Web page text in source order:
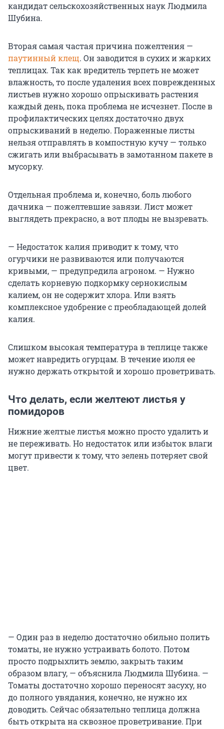
кандидат сельскохозяйственных наук Людмила
Шубина.
Вторая самая частая причина пожелтения —
паутинный клещ. Он заводится в сухих и жарких
теплицах. Так как вредитель терпеть не может
влажность, то после удаления всех поврежденных
листьев нужно хорошо опрыскивать растения
каждый день, пока проблема не исчезнет. После в
профилактических целях достаточно двух
опрыскиваний в неделю. Пораженные листы
нельзя отправлять в компостную кучу — только
сжигать или выбрасывать в замотанном пакете в
мусорку.
Отдельная проблема и, конечно, боль любого
дачника — пожелтевшие завязи. Лист может
выглядеть прекрасно, а вот плоды не вызревать.
— Недостаток калия приводит к тому, что
огурчики не развиваются или получаются
кривыми, — предупредила агроном. — Нужно
сделать корневую подкормку сернокислым
калием, он не содержит хлора. Или взять
комплексное удобрение с преобладающей долей
калия.
Слишком высокая температура в теплице также
может навредить огурцам. В течение июля ее
нужно держать открытой и хорошо проветривать.
Что делать, если желтеют листья у
помидоров
Нижние желтые листья можно просто удалить и
не переживать. Но недостаток или избыток влаги
могут привести к тому, что зелень потеряет свой
цвет.
— Один раз в неделю достаточно обильно полить
томаты, не нужно устраивать болото. Потом
просто подрыхлить землю, закрыть таким
образом влагу, — объяснила Людмила Шубина. —
Томаты достаточно хорошо переносят засуху, но
до полного увядания, конечно, не нужно их
доводить. Сейчас обязательно теплица должна
быть открыта на сквозное проветривание. При